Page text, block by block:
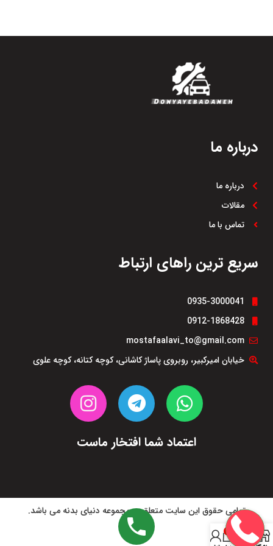
درباره ما
درباره ما
مقالات
تماس با ما
سریع ترین راهای ارتباط
0935-3000041
0912-1868428
mostafaalavi_to@gmail.com
خیابان امیرکبیر، روبروی پاساژ کاشانی، کوچه کتانه، کوچه علوی
اعتماد شما افتخار ماست
تمامی حقوق این سایت متعلق به مجموعه دنیای بدنه می باشد.
0